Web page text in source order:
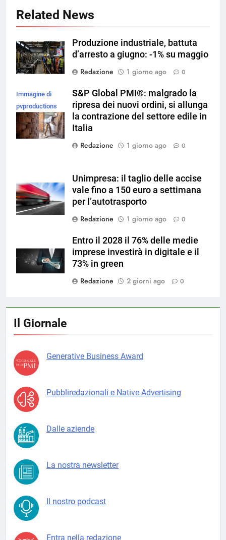
Related News
Produzione industriale, battuta
d’arresto a giugno: -1% su maggio
Redazione
1 giorno ago 0
Immagine di
pvproductions
su Magnific
S&P Global PMI®: malgrado la
ripresa dei nuovi ordini, si allunga
la contrazione del settore edile in
Italia
Redazione
1 giorno ago 0
Unimpresa: il taglio delle accise
vale fino a 150 euro a settimana
per l’autotrasporto
Redazione
1 giorno ago 0
Entro il 2028 il 76% delle medie
imprese investirà in digitale e il
73% in green
Redazione
2 giorni ago 0
Il Giornale
Generative Business Award
Pubbliredazionali e Native Advertising
Dalle aziende
La nostra newsletter
Il nostro podcast
Entra nella redazione